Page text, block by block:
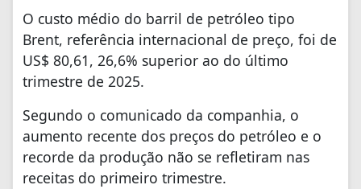
O custo médio do barril de petróleo tipo
Brent, referência internacional de preço, foi de
US$ 80,61, 26,6% superior ao do último
trimestre de 2025.
Segundo o comunicado da companhia, o
aumento recente dos preços do petróleo e o
recorde da produção não se refletiram nas
receitas do primeiro trimestre.